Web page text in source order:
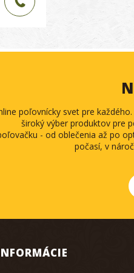
poľovnícky svet pre
široký výber produktov pre
- od oblečenia až po
počasí, v